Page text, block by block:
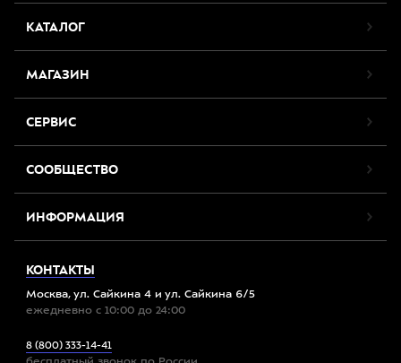
КАТАЛОГ
МАГАЗИН
СЕРВИС
СООБЩЕСТВО
ИНФОРМАЦИЯ
КОНТАКТЫ
Москва, ул. Сайкина 4 и ул. Сайкина 6/5
ежедневно с 10:00 до 24:00
8 (800) 333-14-41